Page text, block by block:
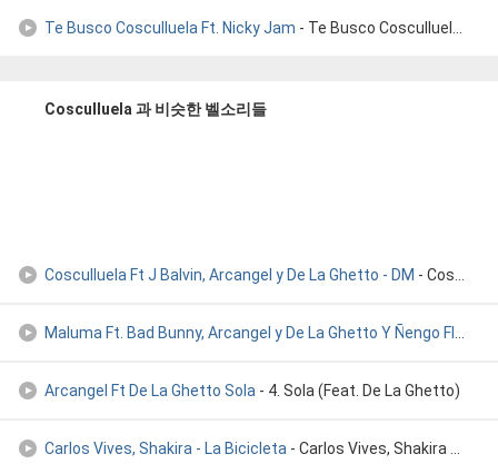
Te Busco Cosculluela Ft. Nicky Jam - Te Busco Cosculluela Ft. Nicky Jam
Cosculluela 과 비슷한 벨소리들
Cosculluela Ft J Balvin, Arcangel y De La Ghetto - DM - Cosculluela Ft J Balvin, Arcangel y De La Ghetto - DM
Maluma Ft. Bad Bunny, Arcangel y De La Ghetto Y Ñengo Flow -
Arcangel Ft De La Ghetto Sola - 4. Sola (Feat. De La Ghetto)
Carlos Vives, Shakira - La Bicicleta - Carlos Vives, Shakira - La Bicicleta